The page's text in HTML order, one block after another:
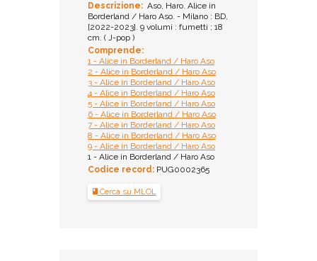
Descrizione: Aso, Haro. Alice in
Borderland / Haro Aso. - Milano : BD,
[2022-2023]. 9 volumi : fumetti ; 18
cm. ( J-pop )
Comprende:
1 - Alice in Borderland / Haro Aso
2 - Alice in Borderland / Haro Aso
3 - Alice in Borderland / Haro Aso
4 - Alice in Borderland / Haro Aso
5 - Alice in Borderland / Haro Aso
6 - Alice in Borderland / Haro Aso
7 - Alice in Borderland / Haro Aso
8 - Alice in Borderland / Haro Aso
9 - Alice in Borderland / Haro Aso
1 - Alice in Borderland / Haro Aso
Codice record: PUG0002365
Cerca su MLOL